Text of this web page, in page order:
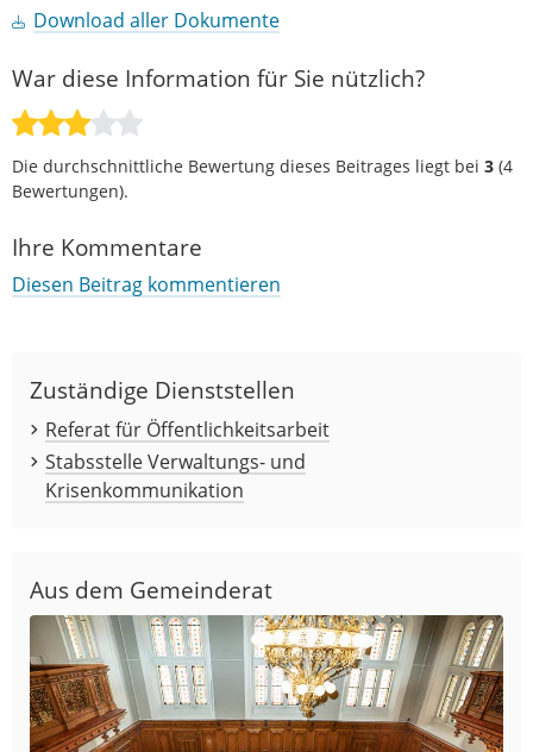
Download aller Dokumente
War diese Information für Sie nützlich?
Die durchschnittliche Bewertung dieses Beitrages liegt bei 3 (4
Bewertungen).
Ihre Kommentare
Diesen Beitrag kommentieren
Zuständige Dienststellen
Referat für Öffentlichkeitsarbeit
Stabsstelle Verwaltungs- und
Krisenkommunikation
Aus dem Gemeinderat